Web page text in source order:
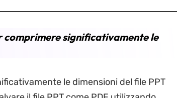
comprimere significativamente le
le dimensioni del file PPT